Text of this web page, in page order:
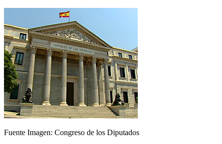
Fuente Imagen: Congreso de los Diputados